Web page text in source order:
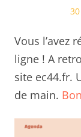
Vous l’avez
ligne ! A
site ec44.fr.
de main.